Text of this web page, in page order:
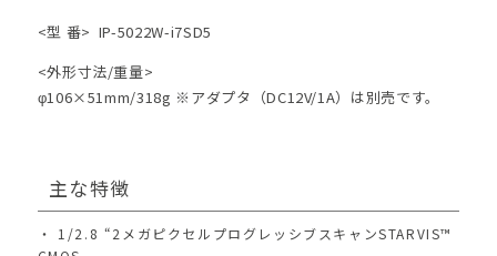
<型 番> IP-5022W-i7SD5
<外形寸法/重量>
φ106×51mm/318g ※アダプタ（DC12V/1A）は別売です。
主な特徴
1/2.8 “2メガピクセルプログレッシブスキャンSTARVIS™